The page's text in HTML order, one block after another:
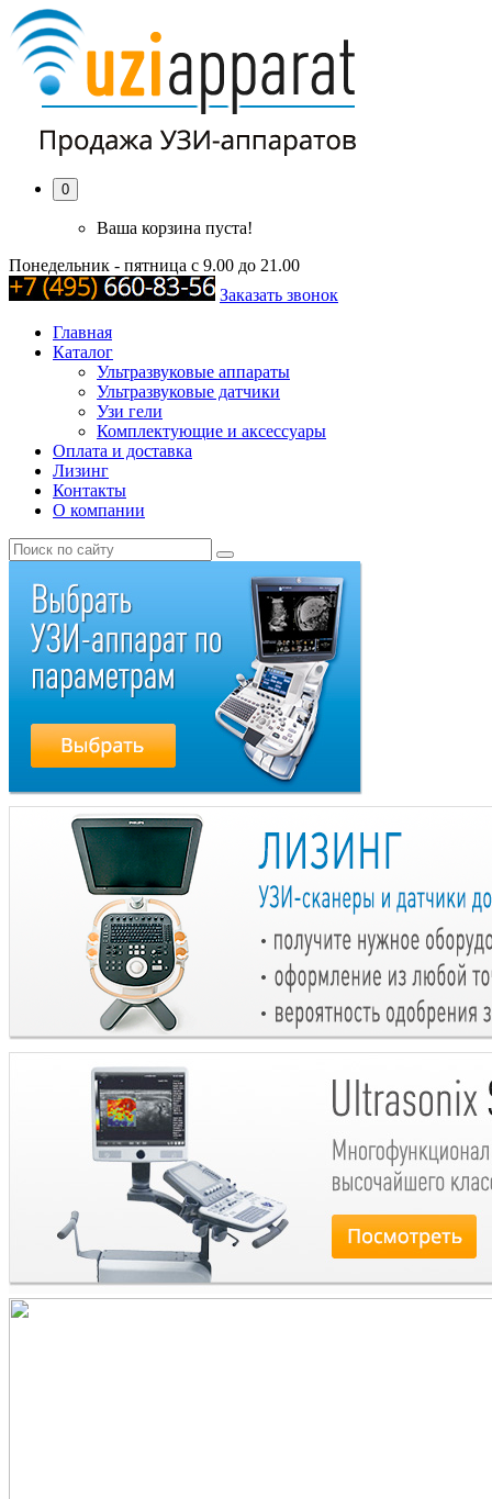
0
Ваша корзина пуста!
Понедельник - пятница с 9.00 до 21.00
Заказать звонок
Главная
Каталог
Ультразвуковые аппараты
Ультразвуковые датчики
Узи гели
Комплектующие и аксессуары
Оплата и доставка
Лизинг
Контакты
О компании